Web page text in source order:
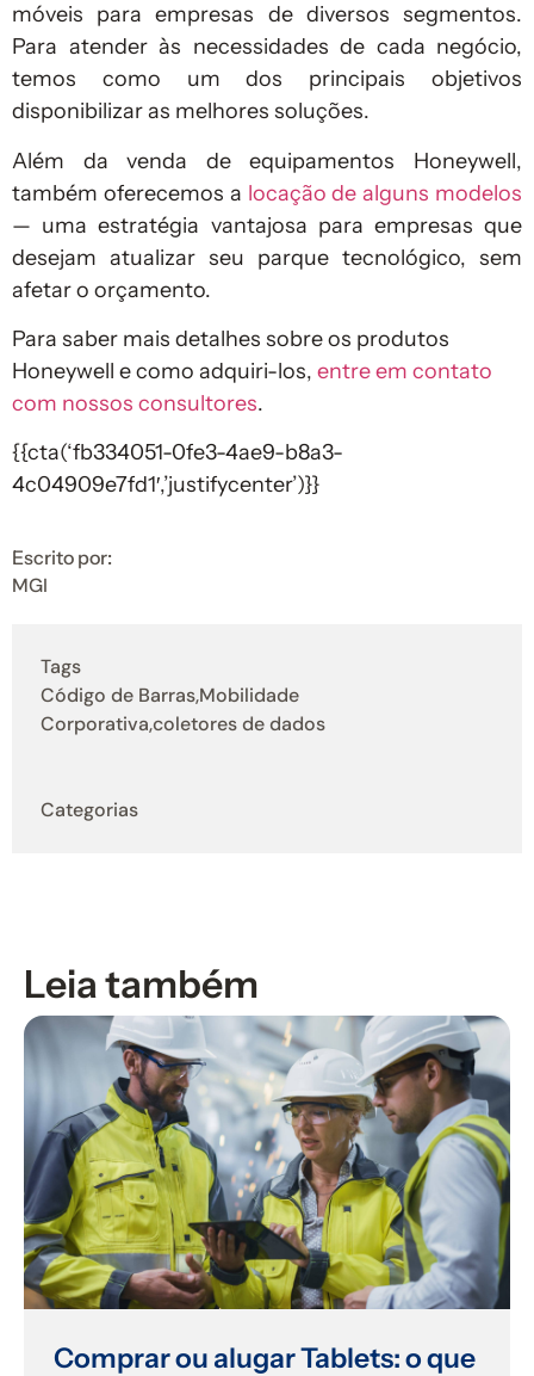
móveis para empresas de diversos segmentos.
Para atender às necessidades de cada negócio,
temos como um dos principais objetivos
disponibilizar as melhores soluções.
Além da venda de equipamentos Honeywell,
também oferecemos a locação de alguns modelos
— uma estratégia vantajosa para empresas que
desejam atualizar seu parque tecnológico, sem
afetar o orçamento.
Para saber mais detalhes sobre os produtos
Honeywell e como adquiri-los, entre em contato
com nossos consultores.
{{cta(‘fb334051-0fe3-4ae9-b8a3-
4c04909e7fd1′,’justifycenter’)}}
Escrito por:
MGI
Tags
Código de Barras,Mobilidade
Corporativa,coletores de dados
Categorias
Leia também
Comprar ou alugar Tablets: o que